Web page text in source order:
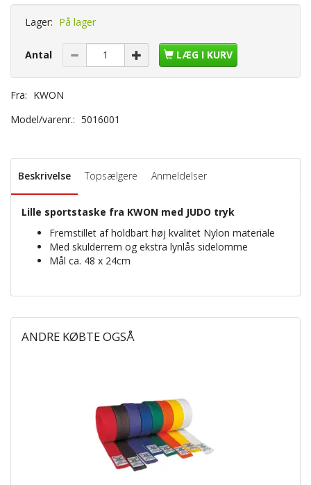
Lager: På lager
Antal LÆG I KURV
Fra: KWON
Model/varenr.: 5016001
Beskrivelse Topsælgere Anmeldelser
Lille sportstaske fra KWON med JUDO tryk
Fremstillet af holdbart høj kvalitet Nylon materiale
Med skulderrem og ekstra lynlås sidelomme
Mål ca. 48 x 24cm
ANDRE KØBTE OGSÅ